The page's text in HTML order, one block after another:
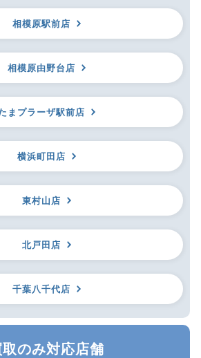
相模原駅前店
相模原由野台店
まプラーザ駅前店
横浜町田店
東村山店
北戸田店
千葉八千代店
取のみ対応店舗